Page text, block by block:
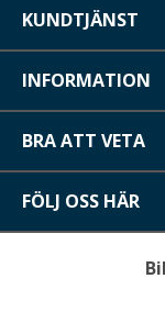
KUNDTJÄNST
INFORMATION
BRA ATT VETA
FÖLJ OSS HÄR